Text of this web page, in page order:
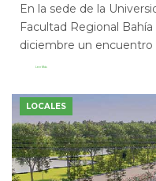
En la sede de la
Facultad Regional
diciembre un encuentro
Leer Más
LOCALES